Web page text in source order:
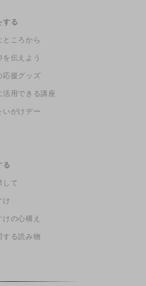
する
ところから
伝えよう
応援グッズ
活用できる講座
いがけデー
る
して
け
の心構え
する読み物